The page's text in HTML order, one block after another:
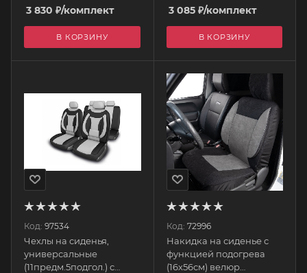
3D крой ARW-1102 BK/BL
AUTOPROFI
3 830 ₽/комплект
В КОРЗИНУ
(чёрные) S01301117
SKYWAY
3 085₽/комплект
В КОРЗИНУ
Код: 97534
Чехлы на сиденья,
универсальные
(11предм.5подгол.) с
Код: 72996
Накидка на сиденье с
функцией подогрева
(16х56см) велюр